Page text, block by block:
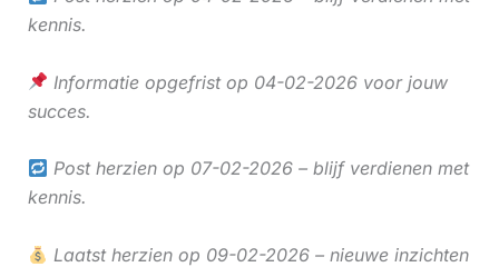
kennis.
Informatie opgefrist op 04-02-2026 voor jouw
succes.
Post herzien op 07-02-2026 – blijf verdienen met
kennis.
Laatst herzien op 09-02-2026 – nieuwe inzichten